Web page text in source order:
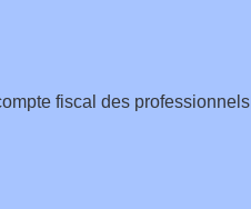
fiscal des professionnels